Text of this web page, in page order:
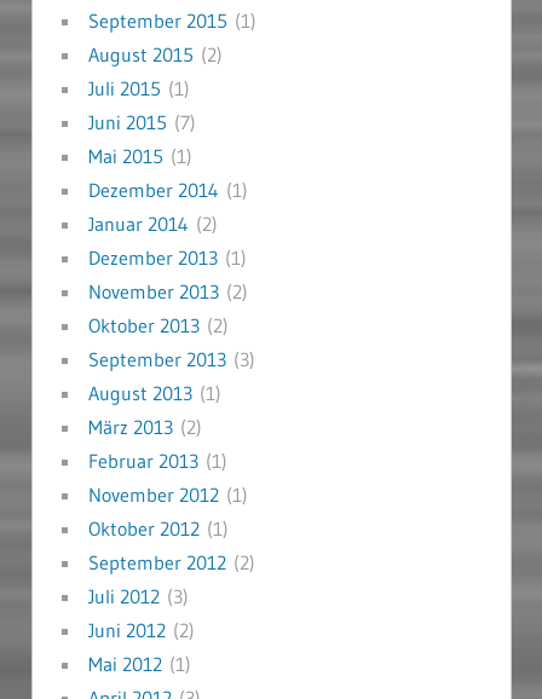
September 2015 (1)
August 2015 (2)
Juli 2015 (1)
Juni 2015 (7)
Mai 2015 (1)
Dezember 2014 (1)
Januar 2014 (2)
Dezember 2013(1)
November 2013(2)
Oktober 2013(2)
September 2013(3)
August 2013(1)
März 2013(2)
Februar 2013(1)
November 2012(1)
Oktober 2012(1)
September 2012(2)
Juli 2012(3)
Juni 2012(2)
Mai 2012(1)